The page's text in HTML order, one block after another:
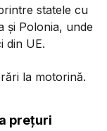
statele cu
și Polonia, unde
din UE.
la motorină.
prețuri